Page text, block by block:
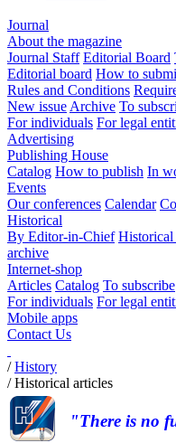
Journal
About the magazine
Journal Staff Editorial Board
Editorial board How to
Rules and Conditions
New issue Archive To
For individuals For legal
Advertising
Publishing House
Catalog How to publish In
Events
Our conferences Calendar
Historical
By Editor-in-Chief Historical
archive
Internet-shop
Articles Catalog To subscribe
For individuals For legal
Mobile apps
Contact Us
/History
/Historical articles
"There is no